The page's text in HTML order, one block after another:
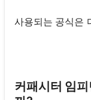
사용되는 공식은
커패시터 임